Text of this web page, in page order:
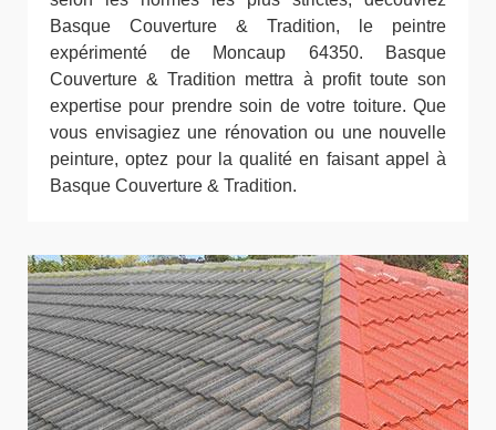
Basque Couverture & Tradition, le peintre
expérimenté de Moncaup 64350. Basque
Couverture & Tradition mettra à profit toute son
expertise pour prendre soin de votre toiture. Que
vous envisagiez une rénovation ou une nouvelle
peinture, optez pour la qualité en faisant appel à
Basque Couverture & Tradition.